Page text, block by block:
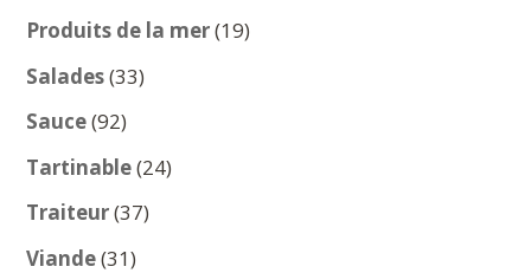
produits
Produits de la mer 1919
Salades 3333
Sauce 9292
produits
Tartinable 2424
Traiteur 3737
Viande 3131